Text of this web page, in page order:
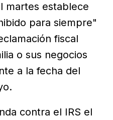
martes establece
para siempre"
fiscal
o sus negocios
a la fecha del
contra el IRS el